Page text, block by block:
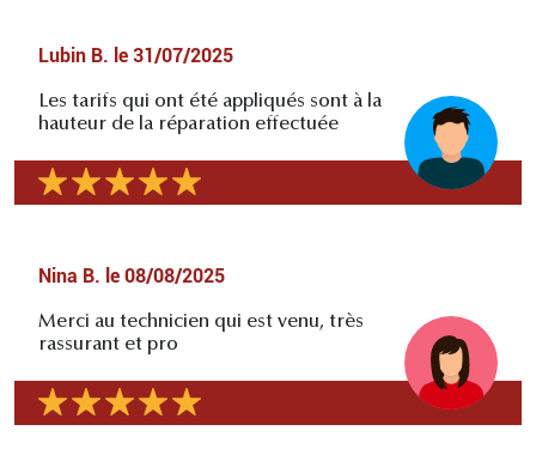
Lubin B. le 31/07/2025
Les tarifs qui ont été appliqués sont à la
hauteur de la réparation effectuée
Nina B. le 08/08/2025
Merci au technicien qui est venu, très
rassurant et pro